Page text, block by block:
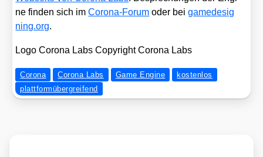
ne fin­den sich imCoro­na-Forum oder beigame​de​sig​
ning​.org.
Logo Coro­na Labs Copy­right Coro­na Labs
Corona Corona Labs Game Engine
kostenlos
plattformübergreifend